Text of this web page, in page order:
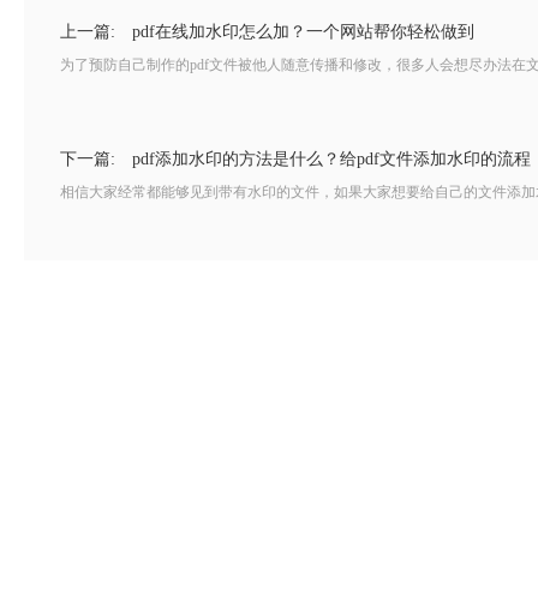
上一篇: pdf在线加水印怎么加？一个网站帮你轻松做到
为了预防自己制作的pdf文件被他人随意传播和修改，很多人会想尽办法
下一篇: pdf添加水印的方法是什么？给pdf文件添加水印的流程
相信大家经常都能够见到带有水印的文件，如果大家想要给自己的文件添